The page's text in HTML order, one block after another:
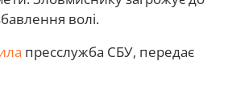
волі.
пресслужба СБУ, передає